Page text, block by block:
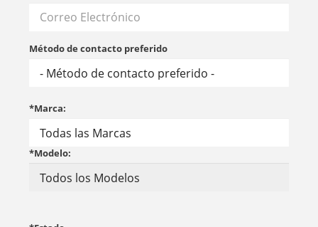
Método de contacto preferido
*Marca:
*Modelo: